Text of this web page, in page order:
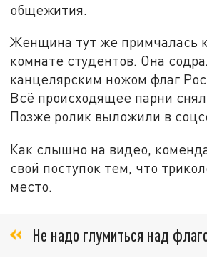
общежития.
Женщина тут же примчалась к
комнате студентов. Она
канцелярским ножом флаг
Всё происходящее парни
Позже ролик выложили в
Как слышно на видео,
свой поступок тем, что
место.
Не надо глумиться над